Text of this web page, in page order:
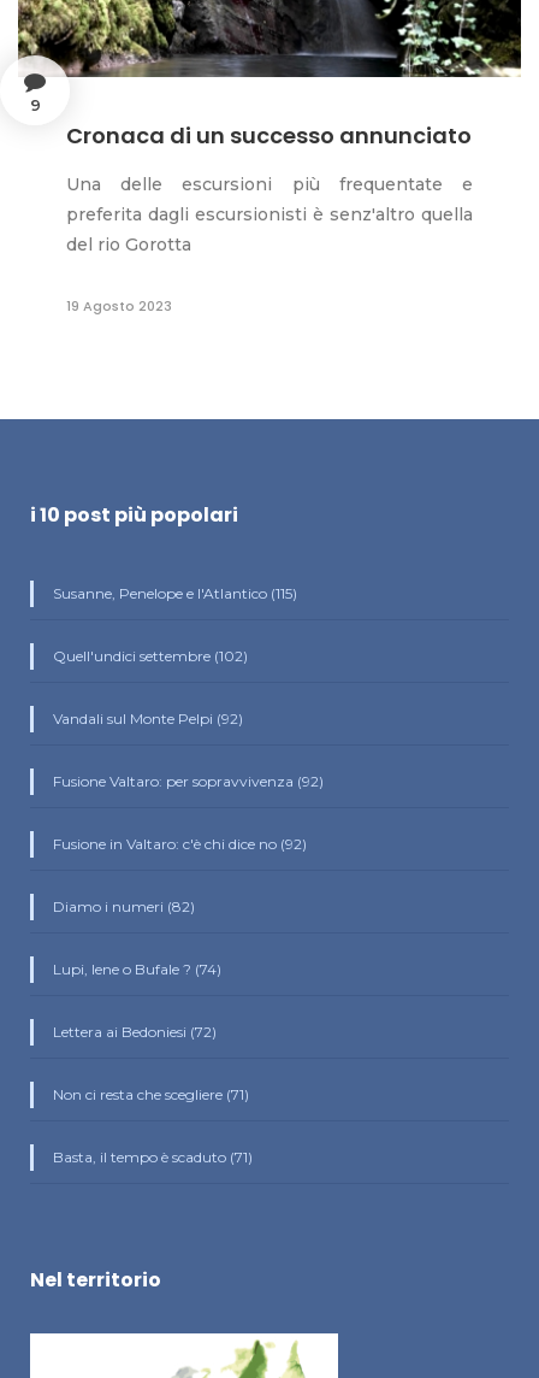
9
Cronaca di un successo annunciato
Una delle escursioni più frequentate e
preferita dagli escursionisti è senz'altro quella
del rio Gorotta
19 Agosto 2023
i 10 post più popolari
Susanne, Penelope e l'Atlantico (115)
Quell'undici settembre (102)
Vandali sul Monte Pelpi (92)
Fusione Valtaro: per sopravvivenza (92)
Fusione in Valtaro: c'è chi dice no (92)
Diamo i numeri (82)
Lupi, Iene o Bufale ? (74)
Lettera ai Bedoniesi (72)
Non ci resta che scegliere (71)
Basta, il tempo è scaduto (71)
Nel territorio